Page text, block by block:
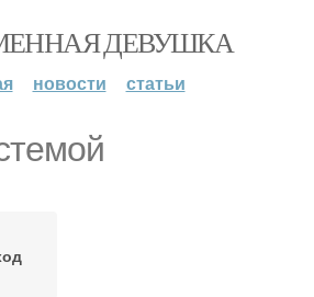
ДЕВУШКА
новости статьи